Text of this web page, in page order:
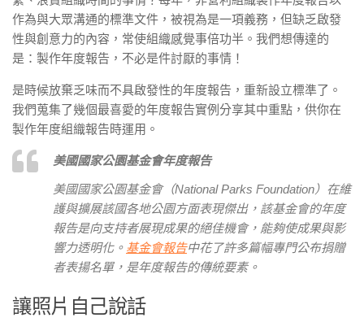
作為與大眾溝通的標準文件，被視為是一項義務，但缺乏啟發
性與創意力的內容，常使組織感覺事倍功半。我們想傳達的
是：製作年度報告，不必是件討厭的事情！
是時候放棄乏味而不具啟發性的年度報告，重新設立標準了。
我們蒐集了幾個最喜愛的年度報告實例分享其中重點，供你在
製作年度組織報告時運用。
美國國家公園基金會年度報告
美國國家公園基金會（National Parks Foundation）在維
護與擴展該國各地公園方面表現傑出，該基金會的年度
報告是向支持者展現成果的絕佳機會，能夠使成果與影
響力透明化。 基金會報告中花了許多篇幅專門公布捐贈
者表揚名單，是年度報告的傳統要素。
讓照片自己說話